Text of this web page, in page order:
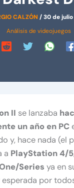
CALZÓN /30 de
Análisis de videojuegos
II se lanzaba
un año en PC
y, hace nada (el
a PlayStation 4/
Seriesya en
esperada por